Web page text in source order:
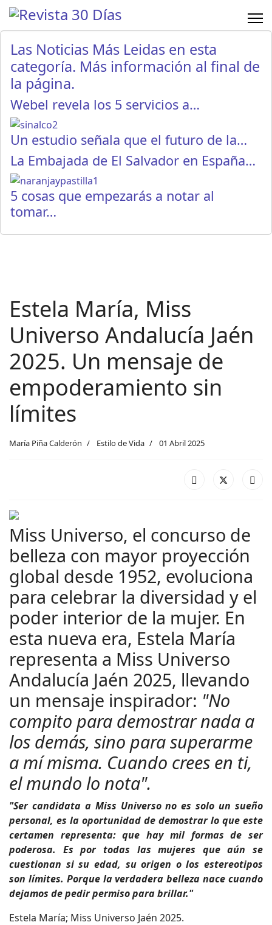
Las Noticias Más Leidas en esta
categoría. Más información al final de
la página.
Webel revela los 5 servicios a…
Un estudio señala que el futuro de la…
La Embajada de El Salvador en España…
5 cosas que empezarás a notar al
tomar…
Estela María, Miss
Universo Andalucía Jaén
2025. Un mensaje de
empoderamiento sin
límites
María Piña Calderón Estilo de Vida 01 Abril 2025
Miss Universo, el concurso de
belleza con mayor proyección
global desde 1952, evoluciona
para celebrar la diversidad y el
poder interior de la mujer. En
esta nueva era, Estela María
representa a Miss Universo
Andalucía Jaén 2025, llevando
un mensaje inspirador: "No
compito para demostrar nada a
los demás, sino para superarme
a mí misma. Cuando crees en ti,
el mundo lo nota".
"Ser candidata a Miss Universo no es solo un sueño
personal, es la oportunidad de demostrar lo que este
certamen representa: que hay mil formas de ser
poderosa. Es por todas las mujeres que aún se
cuestionan si su edad, su origen o los estereotipos
son límites. Porque la verdadera belleza nace cuando
dejamos de pedir permiso para brillar."
Estela María; Miss Universo Jaén 2025.